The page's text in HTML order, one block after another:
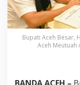
i
P
u
n
Bupati Aceh Besar,
Aceh Meutuah